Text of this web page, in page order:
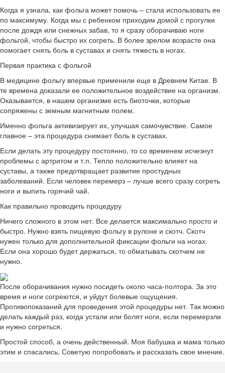
Когда я узнала, как фольга может помочь – стала использовать ее
по максимуму. Когда мы с ребенком приходим домой с прогулки
после дождя или снежных забав, то я сразу оборачиваю ноги
фольгой, чтобы быстро их согреть. В более зрелом возрасте она
помогает снять боль в суставах и снять тяжесть в ногах.
Первая практика с фольгой
В медицине фольгу впервые применили еще в Древнем Китае. В
те времена доказали ее положительное воздействие на организм.
Оказывается, в нашем организме есть биоточки, которые
сопряжены с земным магнитным полем.
Именно фольга активизирует их, улучшая самочувствие. Самое
главное – эта процедура снимает боль в суставах.
Если делать эту процедуру постоянно, то со временем исчезнут
проблемы с артритом и т.п. Тепло положительно влияет на
суставы, а также предотвращает развитие простудных
заболеваний. Если человек перемерз – лучше всего сразу согреть
ноги и выпить горячий чай.
Как правильно проводить процедуру
Ничего сложного в этом нет. Все делается максимально просто и
быстро. Нужно взять пищевую фольгу в рулоне и скотч. Скотч
нужен только для дополнительной фиксации фольги на ногах.
Если она хорошо будет держаться, то обматывать скотчем не
нужно.
После оборачивания нужно посидеть около часа-полтора. За это
время и ноги согреются, и уйдут болевые ощущения.
Противопоказаний для проведения этой процедуры нет. Так можно
делать каждый раз, когда устали или болят ноги, если перемерзли
и нужно согреться.
Простой способ, а очень действенный. Моя бабушка и мама только
этим и спасались. Советую попробовать и рассказать свое мнение.